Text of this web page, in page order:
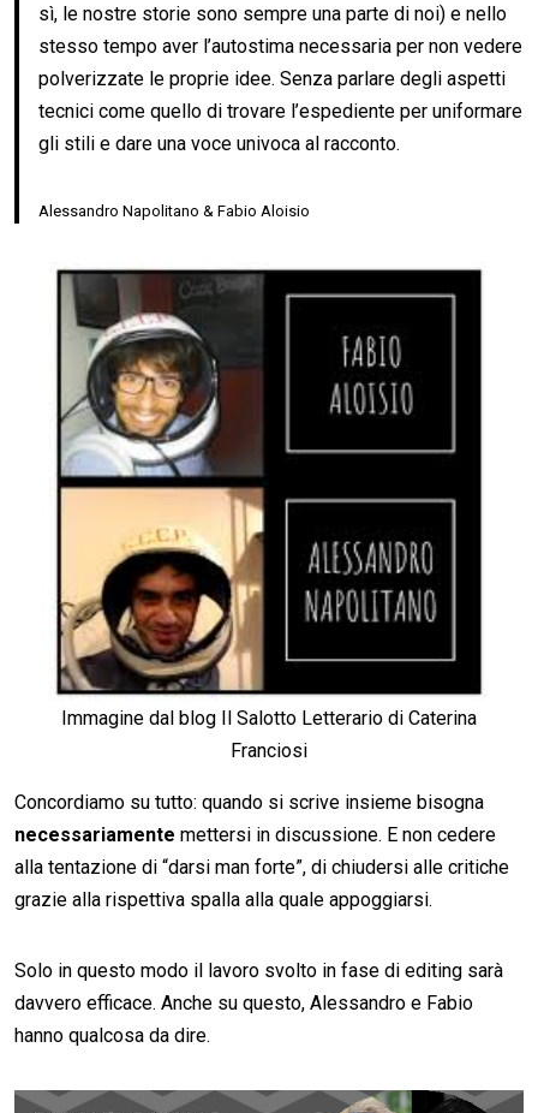
sì, le nostre storie sono sempre una parte di noi) e nello
stesso tempo aver l’autostima necessaria per non vedere
polverizzate le proprie idee. Senza parlare degli aspetti
tecnici come quello di trovare l’espediente per uniformare
gli stili e dare una voce univoca al racconto.
Alessandro Napolitano & Fabio Aloisio
Immagine dal blog Il Salotto Letterario di Caterina
Franciosi
Concordiamo su tutto: quando si scrive insieme bisogna
necessariamente mettersi in discussione. E non cedere
alla tentazione di “darsi man forte”, di chiudersi alle critiche
grazie alla rispettiva spalla alla quale appoggiarsi.
Solo in questo modo il lavoro svolto in fase di editing sarà
davvero efficace. Anche su questo, Alessandro e Fabio
hanno qualcosa da dire.